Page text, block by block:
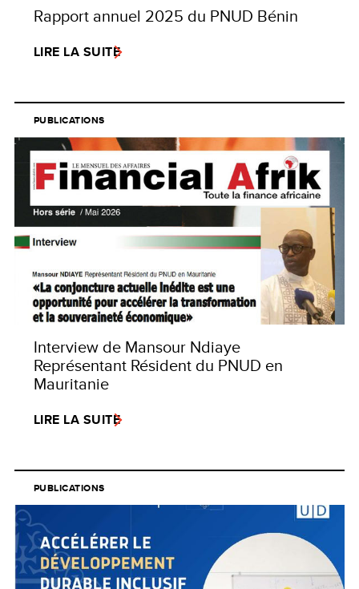
Rapport annuel 2025 du PNUD Bénin
LIRE LA SUITE
PUBLICATIONS
Interview de Mansour Ndiaye
Représentant Résident du PNUD en
Mauritanie
LIRE LA SUITE
PUBLICATIONS